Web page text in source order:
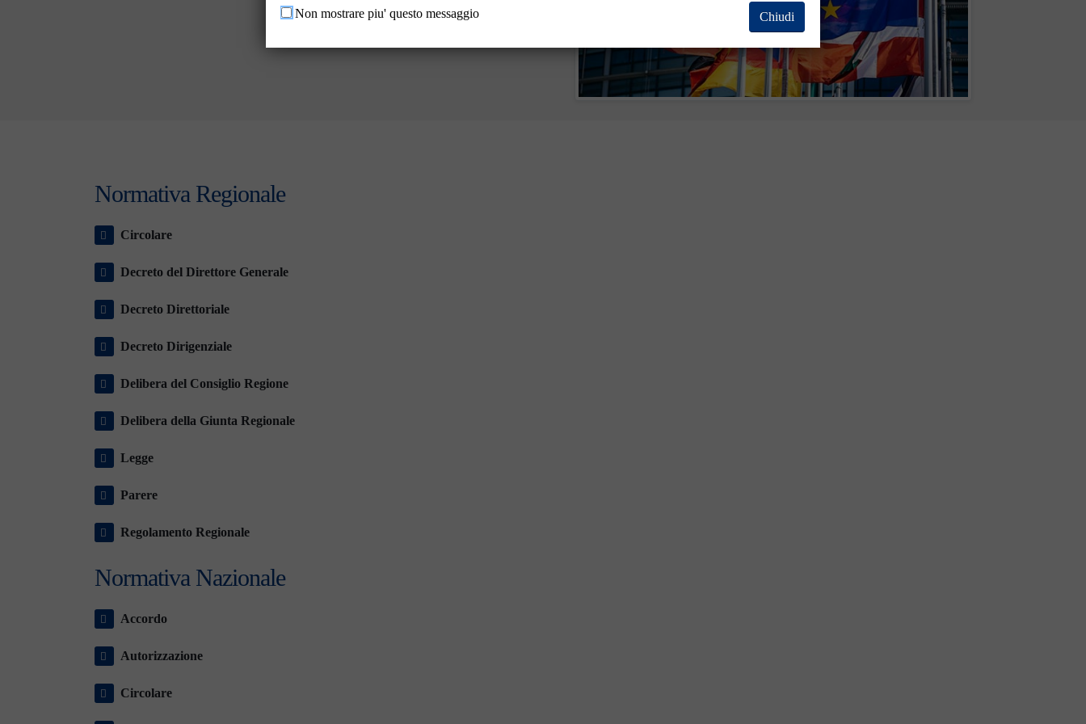
Normativa Regionale
Circolare
Decreto del Direttore Generale
Decreto Direttoriale
Decreto Dirigenziale
Delibera del Consiglio Regione
Delibera della Giunta Regionale
Legge
Parere
Regolamento Regionale
Normativa Nazionale
Accordo
Autorizzazione
Circolare
Non mostrare piu' questo messaggio Chiudi